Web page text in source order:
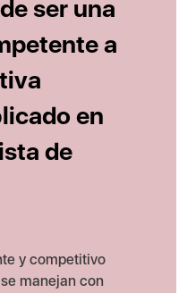
ser una
a
en
de
y competitivo
manejan con